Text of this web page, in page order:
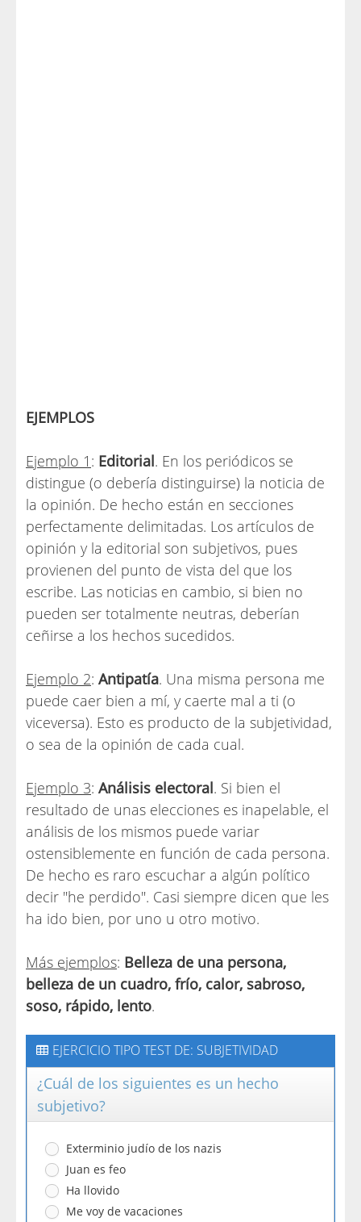
EJEMPLOS
Ejemplo 1 : Editorial. En los periódicos se
distingue (o debería distinguirse) la noticia de
la opinión. De hecho están en secciones
perfectamente delimitadas. Los artículos de
opinión y la editorial son subjetivos, pues
provienen del punto de vista del que los
escribe. Las noticias en cambio, si bien no
pueden ser totalmente neutras, deberían
ceñirse a los hechos sucedidos.
Ejemplo 2: Antipatía. Una misma persona me
puede caer bien a mí, y caerte mal a ti (o
viceversa). Esto es producto de la subjetividad,
o sea de la opinión de cada cual.
Ejemplo 3: Análisis electoral. Si bien el
resultado de unas elecciones es inapelable, el
análisis de los mismos puede variar
ostensiblemente en función de cada persona.
De hecho es raro escuchar a algún político
decir "he perdido". Casi siempre dicen que les
ha ido bien, por uno u otro motivo.
Más ejemplos: Belleza de una persona,
belleza de un cuadro, frío, calor, sabroso,
soso, rápido, lento.
EJERCICIO TIPO TEST DE: SUBJETIVIDAD
¿Cuál de los siguientes es un hecho
subjetivo?
Exterminio judío de los nazis
Juan es feo
Ha llovido
Me voy de vacaciones